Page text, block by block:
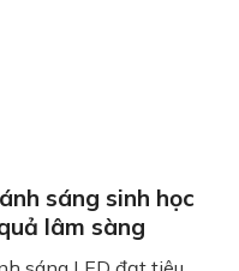
sáng sinh học
lâm sàng